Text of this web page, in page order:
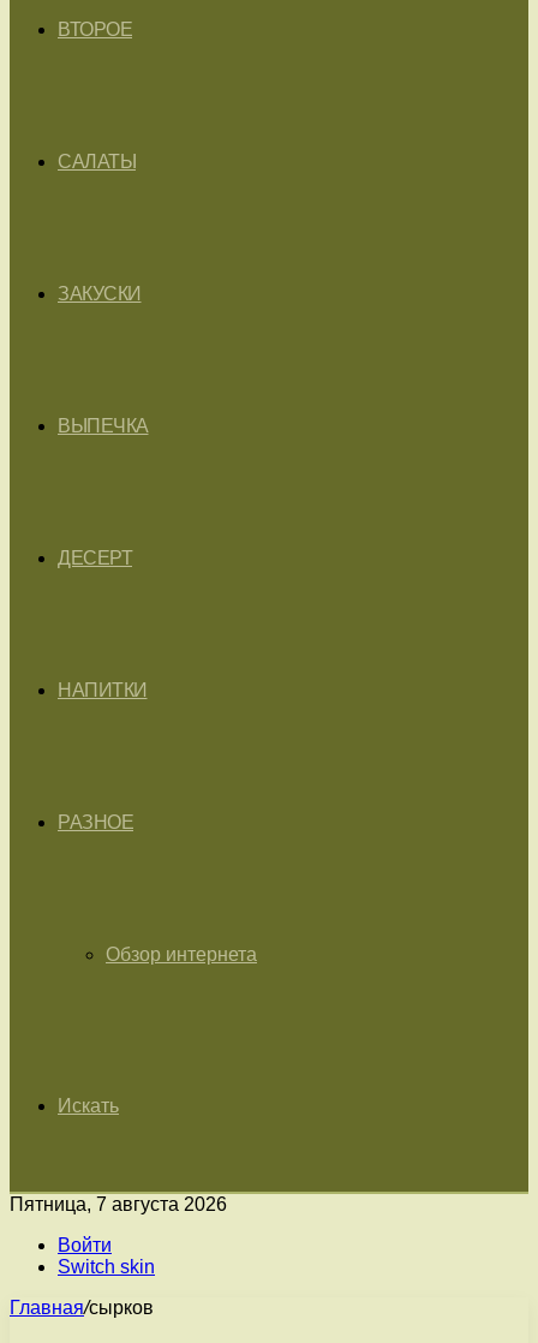
ВТОРОЕ
САЛАТЫ
ЗАКУСКИ
ВЫПЕЧКА
ДЕСЕРТ
НАПИТКИ
РАЗНОЕ
Обзор интернета
Искать
Пятница, 7 августа 2026
Войти
Switch skin
Главная/сырков